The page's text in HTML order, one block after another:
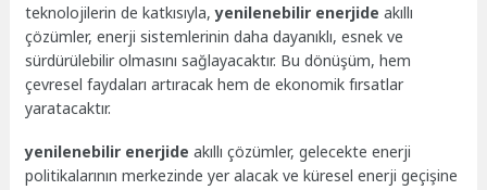
teknolojilerin de katkısıyla,yenilenebilir enerjide akıllı
çözümler, enerji sistemlerinin daha dayanıklı, esnek ve
sürdürülebilir olmasını sağlayacaktır. Bu dönüşüm, hem
çevresel faydaları artıracak hem de ekonomik fırsatlar
yaratacaktır.
yenilenebilir enerjide akıllı çözümler, gelecekte enerji
politikalarının merkezinde yer alacak ve küresel enerji geçişine